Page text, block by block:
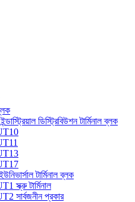
ডিস্ট্রিবিউশন টার্মিনাল ব্লক
টার্মিনাল ব্লক
স্ক্রু টার্মিনাল
সার্বজনীন প্রকার